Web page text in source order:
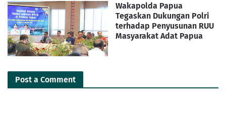
Wakapolda Papua
Tegaskan Dukungan Polri
terhadap Penyusunan RUU
Masyarakat Adat Papua
Post a Comment